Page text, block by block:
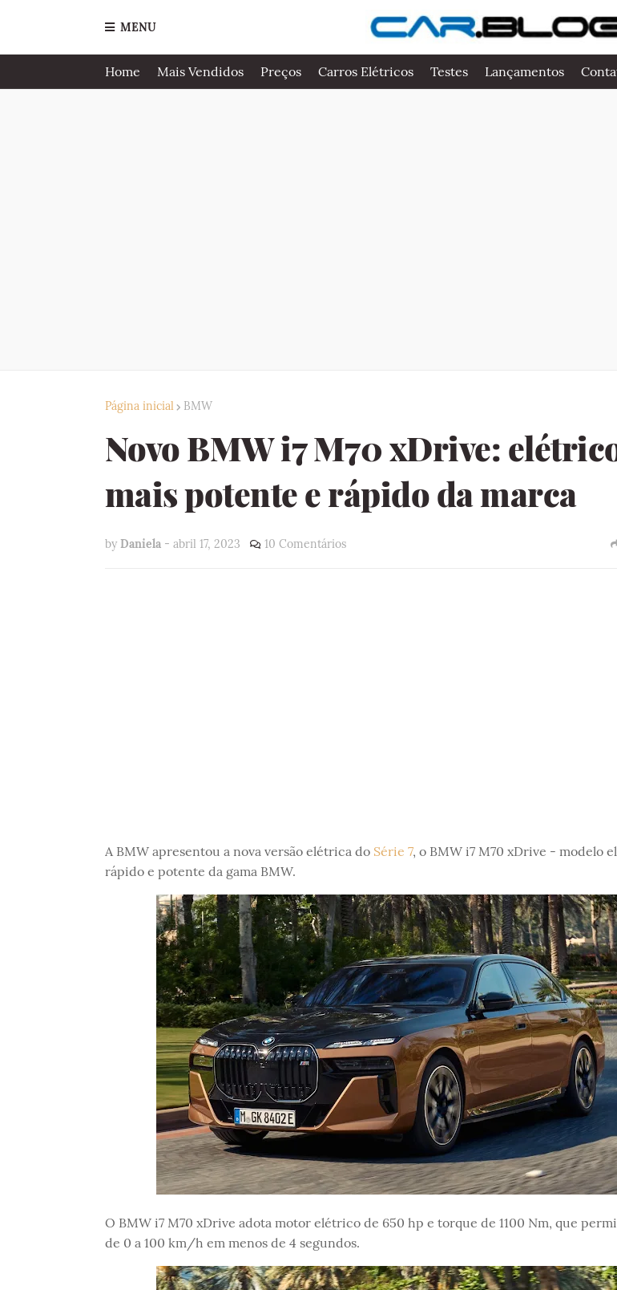
MENU
Home Mais Vendidos Preços Carros Elétricos Testes Lançamentos
Página inicial BMW
Novo BMW i7 M70 xDrive:
mais potente e rápido da marca
by Daniela - abril 17, 2023 10 Comentários
A BMW apresentou a nova versão elétrica do Série 7, o BMW i7 M70 xDrive - modelo
rápido e potente da gama BMW.
O BMW i7 M70 xDrive adota motor elétrico de 650 hp e torque de 1100 Nm, que
de 0 a 100 km/h em menos de 4 segundos.